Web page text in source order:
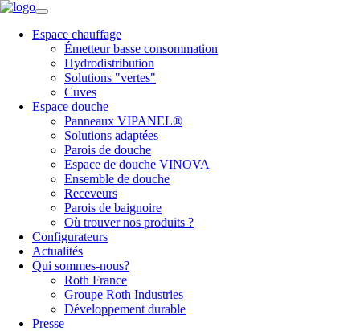
Espace chauffage
Émetteur basse consommation
Hydrodistribution
Solutions "vertes"
Cuves
Espace douche
Panneaux VIPANEL®
Solutions adaptées
Parois de douche
Espace de douche VINOVA
Ensemble de douche
Receveurs
Parois de baignoire
Où trouver nos produits ?
Configurateurs
Actualités
Qui sommes-nous?
Roth France
Groupe Roth Industries
Développement durable
Presse